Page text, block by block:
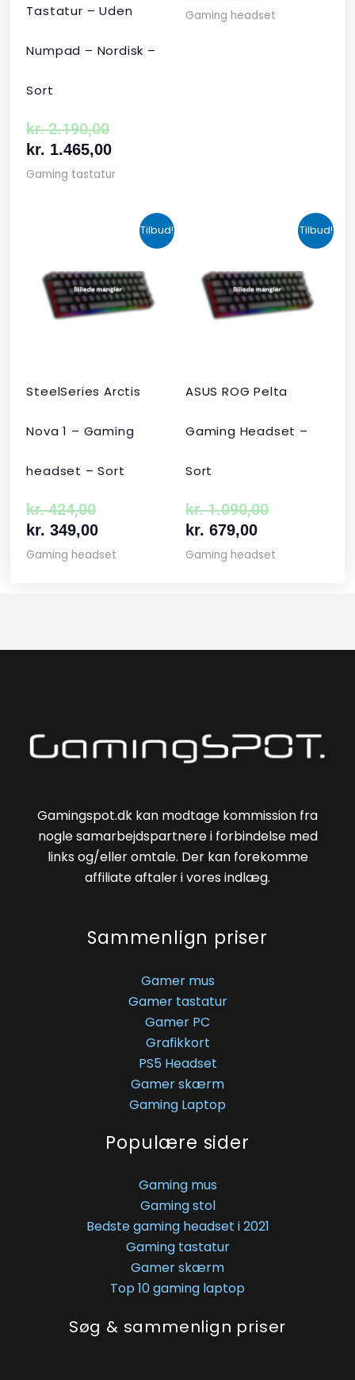
Tastatur – Uden
Numpad – Nordisk –
Sort
kr.2.190,00
kr. 1.465,00
Gaming tastatur
Gaming headset
Tilbud!
SteelSeries Arctis
Nova 1 – Gaming
headset – Sort
kr.424,00
oprindelige
pris
var:
kr. 424,00.
kr. 349,00
aktuelle
pris
er:
kr. 349,00.
Gaming headset
Tilbud!
ASUS ROG Pelta
Gaming Headset –
Sort
kr.1.090,00
oprindelige
pris
var:
kr.
kr. 679,00
aktuelle
pris
er:
kr. 679,00.
Gaming headset
Gamingspot.dk kan modtage kommission fra
nogle samarbejdspartnere i forbindelse med
links og/eller omtale. Der kan forekomme
affiliate aftaler i vores indlæg.
Sammenlign priser
Gamer mus
Gamer tastatur
Gamer PC
Grafikkort
PS5 Headset
Gamer skærm
Gaming Laptop
Populære sider
Gaming mus
Gaming stol
Bedste gaming headset i 2021
Gaming tastatur
Gamer skærm
Top 10 gaming laptop
Søg & sammenlign priser